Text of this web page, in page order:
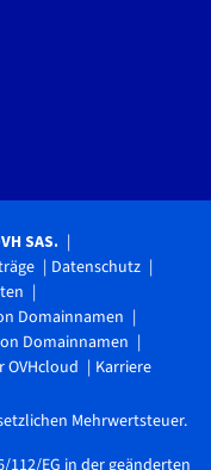
SAS.
Datenschutz
Domainnamen
Domainnamen
OVHcloud Karriere
Mehrwertsteuer.
EG in der geänderten